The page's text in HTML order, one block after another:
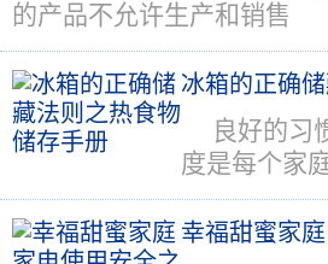
的产品不允许生产和销售
冰箱的正确
良好的习
度是每个家
幸福甜蜜家